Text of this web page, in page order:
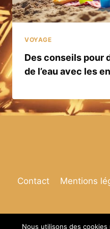
VOYAGE
Des conseils pour
de l’eau avec les
Contact Mentions
Nous utilisons des